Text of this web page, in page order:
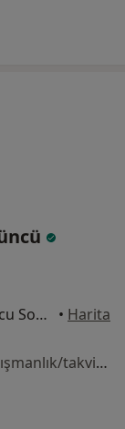
Merkez Mah. Çobançeşme Cad. Burcu Sokak. No:9, İstanbul • Harita
Bu uzman ilgili adres için online danışmanlık/takvim sunmuyor.